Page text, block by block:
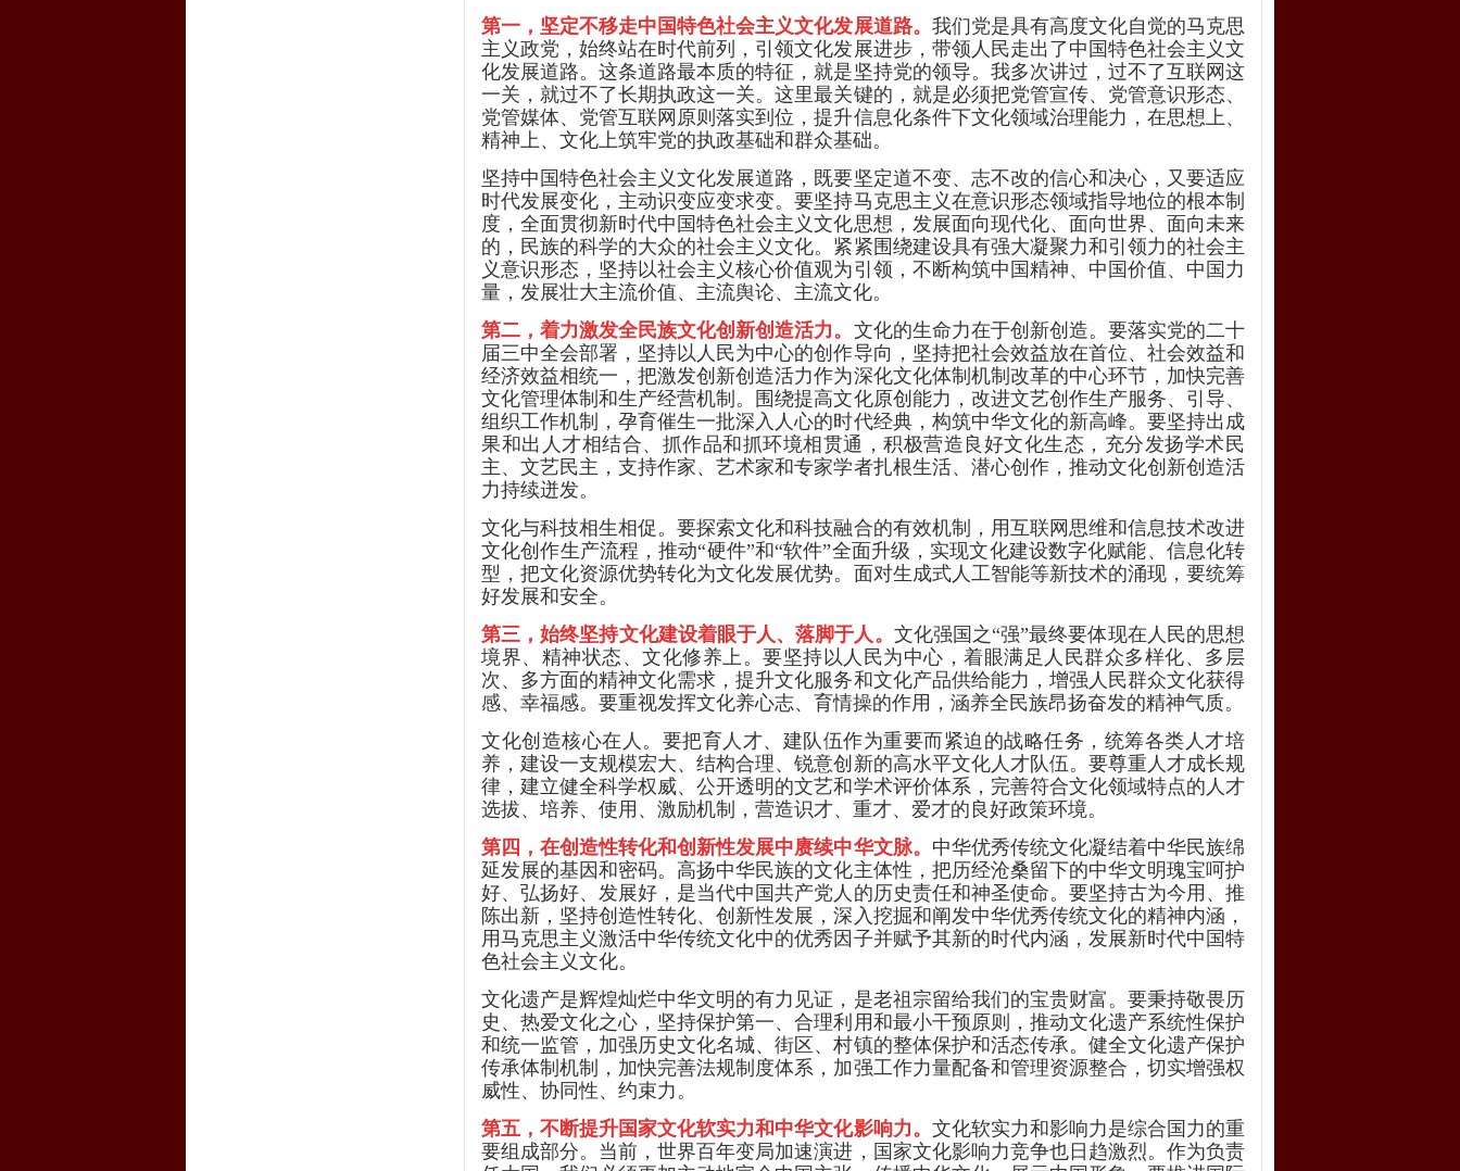
第一，坚定不移走中国特色社会主义文化发展道路。 我们党是具有高度文化自觉的马克思
主义政党，始终站在时代前列，引领文化发展进步，带领人民走出了中国特色社会主义文
化发展道路。这条道路最本质的特征，就是坚持党的领导。我多次讲过，过不了互联网这
一关，就过不了长期执政这一关。这里最关键的，就是必须把党管宣传、党管意识形态、
党管媒体、党管互联网原则落实到位，提升信息化条件下文化领域治理能力，在思想上、
精神上、文化上筑牢党的执政基础和群众基础。
坚持中国特色社会主义文化发展道路，既要坚定道不变、志不改的信心和决心，又要适应
时代发展变化，主动识变应变求变。要坚持马克思主义在意识形态领域指导地位的根本制
度，全面贯彻新时代中国特色社会主义文化思想，发展面向现代化、面向世界、面向未来
的，民族的科学的大众的社会主义文化。紧紧围绕建设具有强大凝聚力和引领力的社会主
义意识形态，坚持以社会主义核心价值观为引领，不断构筑中国精神、中国价值、中国力
量，发展壮大主流价值、主流舆论、主流文化。
第二，着力激发全民族文化创新创造活力。 文化的生命力在于创新创造。要落实党的二十
届三中全会部署，坚持以人民为中心的创作导向，坚持把社会效益放在首位、社会效益和
经济效益相统一，把激发创新创造活力作为深化文化体制机制改革的中心环节，加快完善
文化管理体制和生产经营机制。围绕提高文化原创能力，改进文艺创作生产服务、引导、
组织工作机制，孕育催生一批深入人心的时代经典，构筑中华文化的新高峰。要坚持出成
果和出人才相结合、抓作品和抓环境相贯通，积极营造良好文化生态，充分发扬学术民
主、文艺民主，支持作家、艺术家和专家学者扎根生活、潜心创作，推动文化创新创造活
力持续迸发。
文化与科技相生相促。要探索文化和科技融合的有效机制，用互联网思维和信息技术改进
文化创作生产流程，推动“硬件”和“软件”全面升级，实现文化建设数字化赋能、信息化转
型，把文化资源优势转化为文化发展优势。面对生成式人工智能等新技术的涌现，要统筹
好发展和安全。
第三，始终坚持文化建设着眼于人、落脚于人。 文化强国之“强”最终要体现在人民的思想
境界、精神状态、文化修养上。要坚持以人民为中心，着眼满足人民群众多样化、多层
次、多方面的精神文化需求，提升文化服务和文化产品供给能力，增强人民群众文化获得
感、幸福感。要重视发挥文化养心志、育情操的作用，涵养全民族昂扬奋发的精神气质。
文化创造核心在人。要把育人才、建队伍作为重要而紧迫的战略任务，统筹各类人才培
养，建设一支规模宏大、结构合理、锐意创新的高水平文化人才队伍。要尊重人才成长规
律，建立健全科学权威、公开透明的文艺和学术评价体系，完善符合文化领域特点的人才
选拔、培养、使用、激励机制，营造识才、重才、爱才的良好政策环境。
第四，在创造性转化和创新性发展中赓续中华文脉。 中华优秀传统文化凝结着中华民族绵
延发展的基因和密码。高扬中华民族的文化主体性，把历经沧桑留下的中华文明瑰宝呵护
好、弘扬好、发展好，是当代中国共产党人的历史责任和神圣使命。要坚持古为今用、推
陈出新，坚持创造性转化、创新性发展，深入挖掘和阐发中华优秀传统文化的精神内涵，
用马克思主义激活中华传统文化中的优秀因子并赋予其新的时代内涵，发展新时代中国特
色社会主义文化。
文化遗产是辉煌灿烂中华文明的有力见证，是老祖宗留给我们的宝贵财富。要秉持敬畏历
史、热爱文化之心，坚持保护第一、合理利用和最小干预原则，推动文化遗产系统性保护
和统一监管，加强历史文化名城、街区、村镇的整体保护和活态传承。健全文化遗产保护
传承体制机制，加快完善法规制度体系，加强工作力量配备和管理资源整合，切实增强权
威性、协同性、约束力。
第五，不断提升国家文化软实力和中华文化影响力。 文化软实力和影响力是综合国力的重
要组成部分。当前，世界百年变局加速演进，国家文化影响力竞争也日趋激烈。作为负责